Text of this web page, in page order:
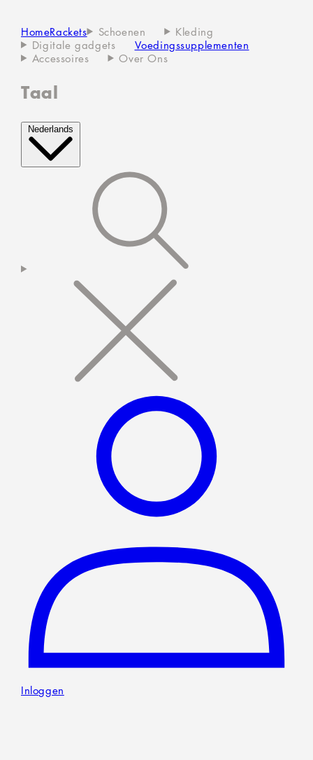
HomeRackets Schoenen
Kleding
Digitale gadgets
Voedingssupplementen
Accessoires
Over Ons
Taal
Nederlands
Inloggen